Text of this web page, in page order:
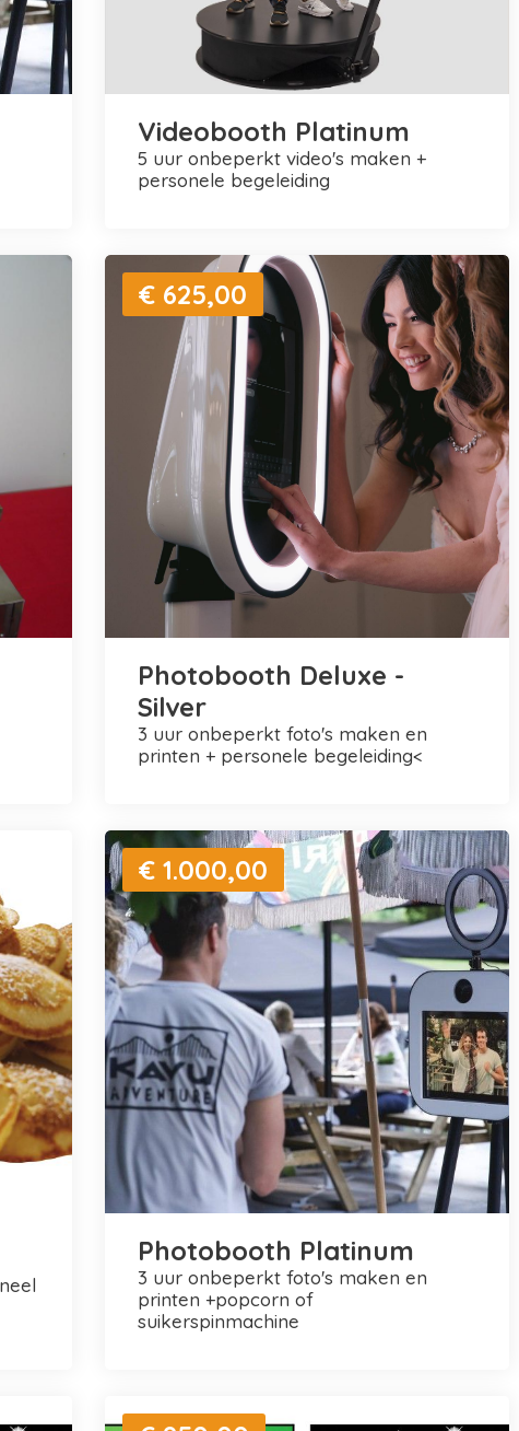
Videobooth Platinum
5 uur onbeperkt video's maken +
personele begeleiding
€ 625,00
Photobooth Deluxe -
Silver
3 uur onbeperkt foto's maken en
printen + personele begeleiding<
€ 1.000,00
Photobooth Platinum
3 uur onbeperkt foto's maken en
printen +popcorn of
suikerspinmachine